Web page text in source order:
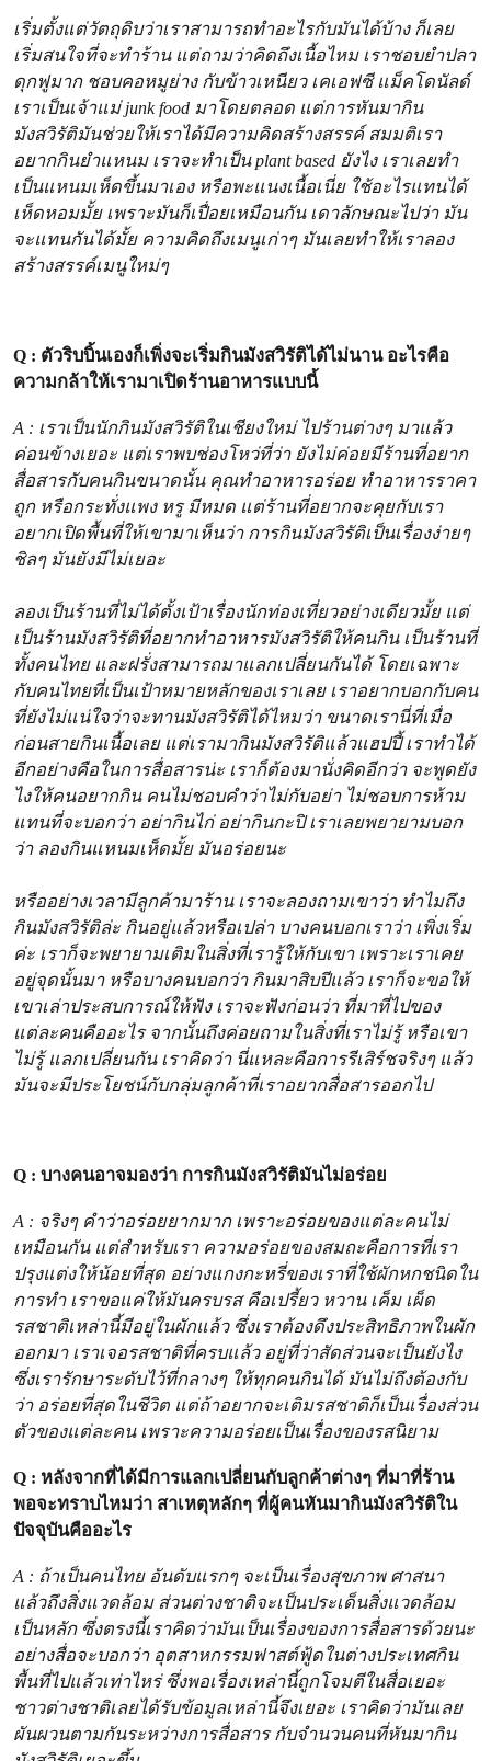
เริ่มตั้งแต่วัตถุดิบว่าเราสามารถทำอะไรกับมันได้บ้าง ก็เลย
เริ่มสนใจที่จะทำร้าน แต่ถามว่าคิดถึงเนื้อไหม เราชอบยำปลา
ดุกฟูมาก ชอบคอหมูย่าง กับข้าวเหนียว เคเอฟซี แม็คโดนัลด์
เราเป็นเจ้าแม่ junk food มาโดยตลอด แต่การหันมากิน
มังสวิรัติมันช่วยให้เราได้มีความคิดสร้างสรรค์ สมมติเรา
อยากกินยำแหนม เราจะทำเป็น plant based ยังไง เราเลยทำ
เป็นแหนมเห็ดขึ้นมาเอง หรือพะแนงเนื้อเนี่ย ใช้อะไรแทนได้
เห็ดหอมมั้ย เพราะมันก็เปื่อยเหมือนกัน เดาลักษณะไปว่า มัน
จะแทนกันได้มั้ย ความคิดถึงเมนูเก่าๆ มันเลยทำให้เราลอง
สร้างสรรค์เมนูใหม่ๆ
Q : ตัวริบบิ้นเองก็เพิ่งจะเริ่มกินมังสวิรัติได้ไม่นาน อะไรคือ
ความกล้าให้เรามาเปิดร้านอาหารแบบนี้
A : เราเป็นนักกินมังสวิรัติในเชียงใหม่ ไปร้านต่างๆ มาแล้ว
ค่อนข้างเยอะ แต่เราพบช่องโหว่ที่ว่า ยังไม่ค่อยมีร้านที่อยาก
สื่อสารกับคนกินขนาดนั้น คุณทำอาหารอร่อย ทำอาหารราคา
ถูก หรือกระทั่งแพง หรู มีหมด แต่ร้านที่อยากจะคุยกับเรา
อยากเปิดพื้นที่ให้เขามาเห็นว่า การกินมังสวิรัติเป็นเรื่องง่ายๆ
ชิลๆ มันยังมีไม่เยอะ
ลองเป็นร้านที่ไม่ได้ตั้งเป้าเรื่องนักท่องเที่ยวอย่างเดียวมั้ย แต่
เป็นร้านมังสวิรัติที่อยากทำอาหารมังสวิรัติให้คนกิน เป็นร้านที่
ทั้งคนไทย และฝรั่งสามารถมาแลกเปลี่ยนกันได้ โดยเฉพาะ
กับคนไทยที่เป็นเป้าหมายหลักของเราเลย เราอยากบอกกับคน
ที่ยังไม่แน่ใจว่าจะทานมังสวิรัติได้ไหมว่า ขนาดเรานี่ที่เมื่อ
ก่อนสายกินเนื้อเลย แต่เรามากินมังสวิรัติแล้วแฮปปี้ เราทำได้
อีกอย่างคือในการสื่อสารน่ะ เราก็ต้องมานั่งคิดอีกว่า จะพูดยัง
ไงให้คนอยากกิน คนไม่ชอบคำว่าไม่กับอย่า ไม่ชอบการห้าม
แทนที่จะบอกว่า อย่ากินไก่ อย่ากินกะปิ เราเลยพยายามบอก
ว่า ลองกินแหนมเห็ดมั้ย มันอร่อยนะ
หรืออย่างเวลามีลูกค้ามาร้าน เราจะลองถามเขาว่า ทำไมถึง
กินมังสวิรัติล่ะ กินอยู่แล้วหรือเปล่า บางคนบอกเราว่า เพิ่งเริ่ม
ค่ะ เราก็จะพยายามเติมในสิ่งที่เรารู้ให้กับเขา เพราะเราเคย
อยู่จุดนั้นมา หรือบางคนบอกว่า กินมาสิบปีแล้ว เราก็จะขอให้
เขาเล่าประสบการณ์ให้ฟัง เราจะฟังก่อนว่า ที่มาที่ไปของ
แต่ละคนคืออะไร จากนั้นถึงค่อยถามในสิ่งที่เราไม่รู้ หรือเขา
ไม่รู้ แลกเปลี่ยนกัน เราคิดว่า นี่แหละคือการรีเสิร์ชจริงๆ แล้ว
มันจะมีประโยชน์กับกลุ่มลูกค้าที่เราอยากสื่อสารออกไป
Q : บางคนอาจมองว่า การกินมังสวิรัติมันไม่อร่อย
A : จริงๆ คำว่าอร่อยยากมาก เพราะอร่อยของแต่ละคนไม่
เหมือนกัน แต่สำหรับเรา ความอร่อยของสมถะคือการที่เรา
ปรุงแต่งให้น้อยที่สุด อย่างแกงกะหรี่ของเราที่ใช้ผักหกชนิดใน
การทำ เราขอแค่ให้มันครบรส คือเปรี้ยว หวาน เค็ม เผ็ด
รสชาติเหล่านี้มีอยู่ในผักแล้ว ซึ่งเราต้องดึงประสิทธิภาพในผัก
ออกมา เราเจอรสชาติที่ครบแล้ว อยู่ที่ว่าสัดส่วนจะเป็นยังไง
ซึ่งเรารักษาระดับไว้ที่กลางๆ ให้ทุกคนกินได้ มันไม่ถึงต้องกับ
ว่า อร่อยที่สุดในชีวิต แต่ถ้าอยากจะเติมรสชาติก็เป็นเรื่องส่วน
ตัวของแต่ละคน เพราะความอร่อยเป็นเรื่องของรสนิยาม
Q : หลังจากที่ได้มีการแลกเปลี่ยนกับลูกค้าต่างๆ ที่มาที่ร้าน
พอจะทราบไหมว่า สาเหตุหลักๆ ที่ผู้คนหันมากินมังสวิรัติใน
ปัจจุบันคืออะไร
A : ถ้าเป็นคนไทย อันดับแรกๆ จะเป็นเรื่องสุขภาพ ศาสนา
แล้วถึงสิ่งแวดล้อม ส่วนต่างชาติจะเป็นประเด็นสิ่งแวดล้อม
เป็นหลัก ซึ่งตรงนี้เราคิดว่ามันเป็นเรื่องของการสื่อสารด้วยนะ
อย่างสื่อจะบอกว่า อุตสาหกรรมฟาสต์ฟู้ดในต่างประเทศกิน
พื้นที่ไปแล้วเท่าไหร่ ซึ่งพอเรื่องเหล่านี้ถูกโจมตีในสื่อเยอะ
ชาวต่างชาติเลยได้รับข้อมูลเหล่านี้จึงเยอะ เราคิดว่ามันเลย
ผันผวนตามกันระหว่างการสื่อสาร กับจำนวนคนที่หันมากิน